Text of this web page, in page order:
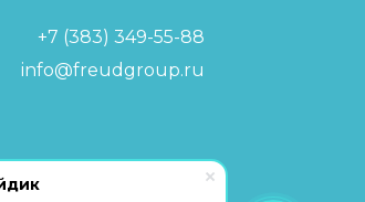
+7 (383) 349-55-88
info@freudgroup.ru
персональных данных